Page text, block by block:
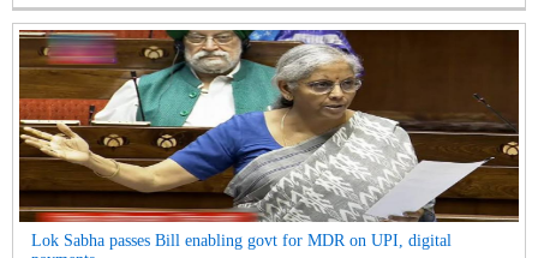
Lok Sabha passes Bill enabling govt for MDR on UPI, digital